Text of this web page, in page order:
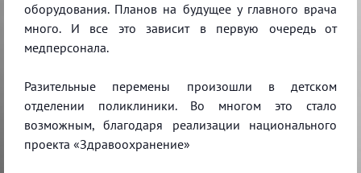
оборудования. Планов на будущее у главного врача
много. И все это зависит в первую очередь от
медперсонала.
Разительные перемены произошли в детском
отделении поликлиники. Во многом это стало
возможным, благодаря реализации национального
проекта «Здравоохранение»